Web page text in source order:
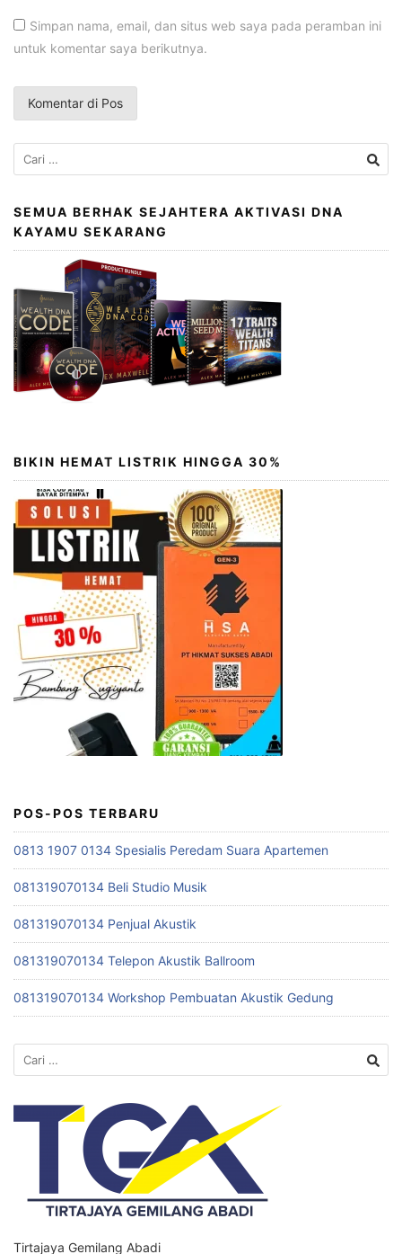
Simpan nama, email, dan situs web saya pada peramban ini
untuk komentar saya berikutnya.
Cari
untuk:
SEMUA BERHAK SEJAHTERA AKTIVASI DNA
KAYAMU SEKARANG
BIKIN HEMAT LISTRIK HINGGA 30%
POS-POS TERBARU
0813 1907 0134 Spesialis Peredam Suara Apartemen
081319070134 Beli Studio Musik
081319070134 Penjual Akustik
081319070134 Telepon Akustik Ballroom
081319070134 Workshop Pembuatan Akustik Gedung
Cari
untuk:
Tirtajaya Gemilang Abadi